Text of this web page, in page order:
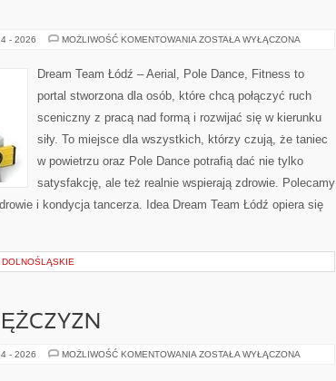
- 2026 MOŻLIWOŚĆ KOMENTOWANIA TANIEC
ZOSTAŁA WYŁĄCZONA
Dream Team Łódź – Aerial, Pole Dance, Fitness to
portal stworzona dla osób, które chcą połączyć ruch
sceniczny z pracą nad formą i rozwijać się w kierunku
siły. To miejsce dla wszystkich, którzy czują, że taniec
w powietrzu oraz Pole Dance potrafią dać nie tylko
satysfakcję, ale też realnie wspierają zdrowie. Polecamy
i kondycja tancerza. Idea Dream Team Łódź opiera się
DOLNOŚLĄSKIE
- 2026 MOŻLIWOŚĆ KOMENTOWANIA TRENING
ZOSTAŁA WYŁĄCZONA